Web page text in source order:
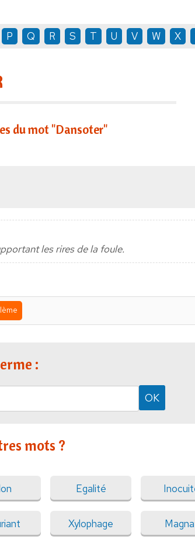
P Q R S T U V W X
du mot "Dansoter"
les rires de la foule.
:
mots ?
Egalité
Xylophage